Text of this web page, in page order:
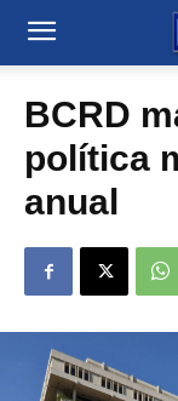
BCRD
política
anual